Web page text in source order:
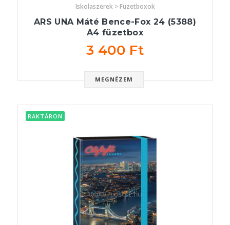
Iskolaszerek > Füzetboxok
ARS UNA Máté Bence-Fox 24 (5388)
A4 füzetbox
3 400 Ft
MEGNÉZEM
RAKTÁRON